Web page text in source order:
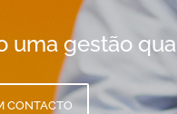
uma gestão
CONTACTO